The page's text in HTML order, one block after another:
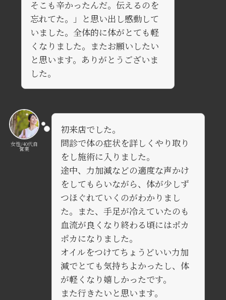
そこも辛かったんだ。伝えるのを
忘れてた。」と思い出し感動して
いました。全体的に体がとても軽
くなりました。またお願いしたい
と思います。ありがとうございま
した。
女性/40代自
営業
初来店でした。
問診で体の症状を詳しくやり取り
をし施術に入りました。
途中、力加減などの適度な声かけ
をしてもらいながら、体が少しず
つほぐれていくのがわかりまし
た。また、手足が冷えていたのも
血流が良くなり終わる頃にはポカ
ポカになりました。
オイルをつけてちょうどいい力加
減でとても気持ちよかったし、体
が軽くなり嬉しかったです。
また行きたいと思います。